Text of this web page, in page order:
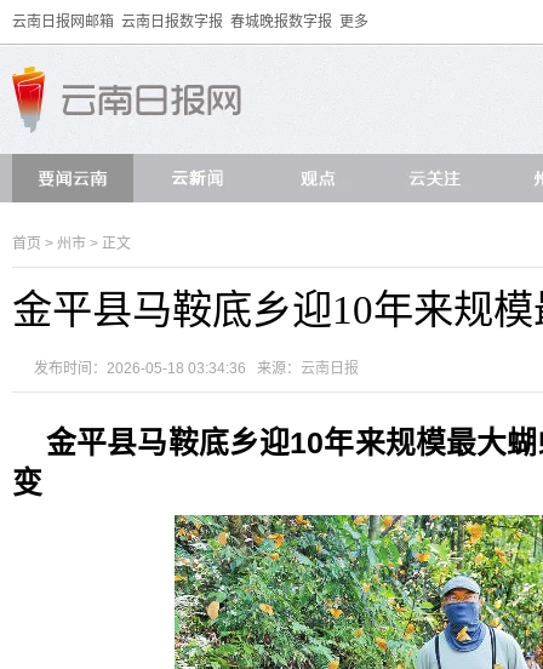
云南日报网邮箱 云南日报数字报 春城晚报数字报 更多
首页 > 州市 > 正文
金平县马鞍底乡迎10年来规
发布时间：2026-05-18 03:34:36 来源： 云南日报
金平县马鞍底乡迎10年来规模最大
变